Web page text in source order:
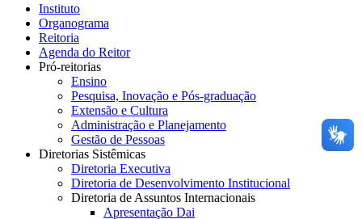
Instituto
Organograma
Reitoria
Agenda do Reitor
Pró-reitorias
Ensino
Pesquisa, Inovação e Pós-graduação
Extensão e Cultura
Administração e Planejamento
Gestão de Pessoas
Diretorias Sistêmicas
Diretoria Executiva
Diretoria de Desenvolvimento Institucional
Diretoria de Assuntos Internacionais
Apresentação Dai